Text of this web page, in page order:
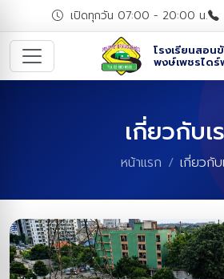
เปิดทุกวัน 07:00 - 20:00 น.
โรงเรียนสอน
พงษ์เพชรไดร์
เกี่ยวกับเ
หน้าแรก เกี่ยวกับ